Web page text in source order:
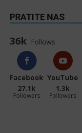
PRATITE NAS
36k Follows
Facebook
27.1k
Followers
YouTube
1.3k
Followers